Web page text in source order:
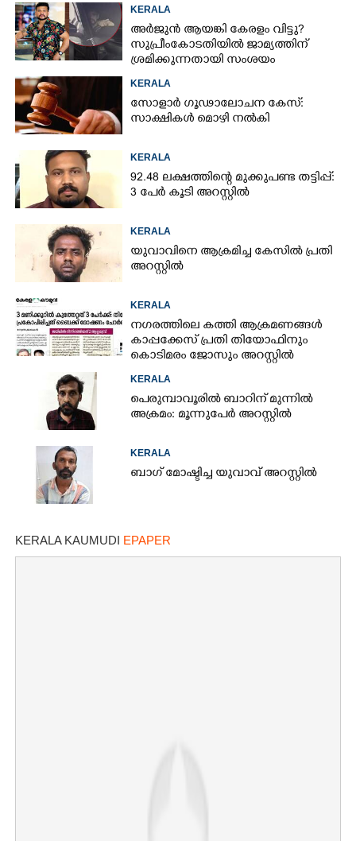
KERALA
അർജുൻ ആയങ്കി കേരളം വിട്ടു?
സുപ്രീംകോടതിയിൽ ജാമ്യത്തിന്
ശ്രമിക്കുന്നതായി സംശയം
KERALA
സോളാർ ഗൂഢാലോചന കേസ്:
സാക്ഷികൾ മൊഴി നൽകി
KERALA
92.48 ലക്ഷത്തിന്റെ മുക്കുപണ്ട തട്ടിപ്പ്:
3 പേർ കൂടി അറസ്റ്റിൽ
KERALA
യുവാവിനെ ആക്രമിച്ച കേസിൽ പ്രതി
അറസ്റ്റിൽ
KERALA
നഗരത്തിലെ കത്തി ആക്രമണങ്ങൾ
കാപ്പക്കേസ് പ്രതി തിയോഫിനും
കൊടിമരം ജോസും അറസ്റ്റിൽ
KERALA
പെരുമ്പാവൂരിൽ ബാറിന് മുന്നിൽ
അക്രമം: മൂന്നുപേർ അറസ്റ്റിൽ
KERALA
ബാഗ് മോഷ്ടിച്ച യുവാവ് അറസ്റ്റിൽ
KERALA KAUMUDI EPAPER